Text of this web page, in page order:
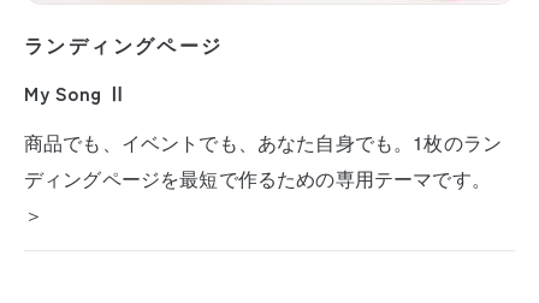
ランディングページ
My Song Ⅱ
商品でも、イベントでも、あなた自身でも。1枚のラン
ディングページを最短で作るための専用テーマです。
＞